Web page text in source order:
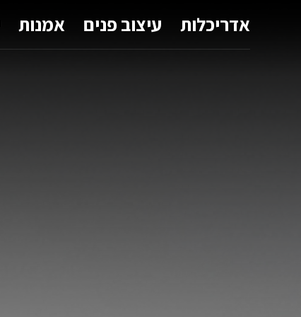
אדריכלות עיצוב פנים אמנות